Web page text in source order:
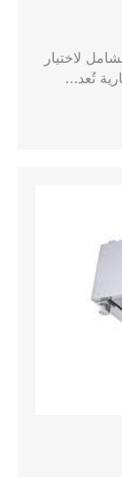
لاختيار
تُعد…